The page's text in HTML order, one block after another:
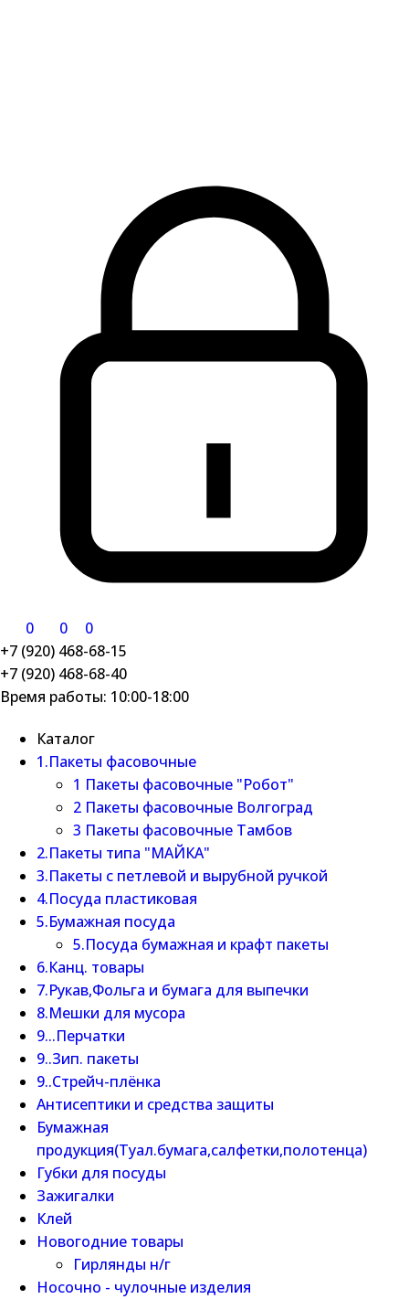
0 0
0
+7 (920) 468-68-15
+7 (920) 468-68-40
Время работы: 10:00-18:00
Каталог
1.Пакеты фасовочные
1 Пакеты фасовочные "Робот"
2 Пакеты фасовочные Волгоград
3 Пакеты фасовочные Тамбов
2.Пакеты типа "МАЙКА"
3.Пакеты с петлевой и вырубной ручкой
4.Посуда пластиковая
5.Бумажная посуда
5.Посуда бумажная и крафт пакеты
6.Канц. товары
7.Рукав,Фольга и бумага для выпечки
8.Мешки для мусора
9...Перчатки
9..Зип. пакеты
9..Стрейч-плёнка
Антисептики и средства защиты
Бумажная
продукция(Туал.бумага,салфетки,полотенца)
Губки для посуды
Зажигалки
Клей
Новогодние товары
Гирлянды н/г
Носочно - чулочные изделия